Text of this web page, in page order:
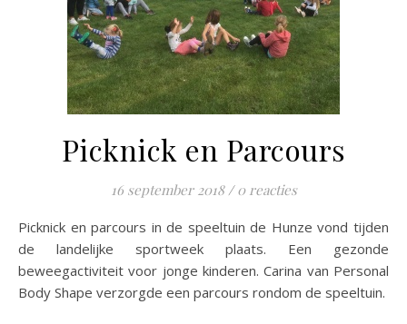
Picknick en Parcours
16 september 2018 / 0 reacties
Picknick en parcours in de speeltuin de Hunze vond tijden
de landelijke sportweek plaats. Een gezonde
beweegactiviteit voor jonge kinderen. Carina van Personal
Body Shape verzorgde een parcours rondom de speeltuin.